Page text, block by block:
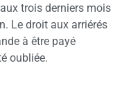
trois derniers mois
Le droit aux arriérés
à être payé
oubliée.